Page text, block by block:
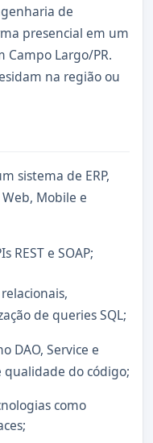
de
presencial em um
Campo Largo/PR.
na região ou
sistema de ERP,
Mobile e
REST e SOAP;
de queries SQL;
DAO, Service e
qualidade do código;
como